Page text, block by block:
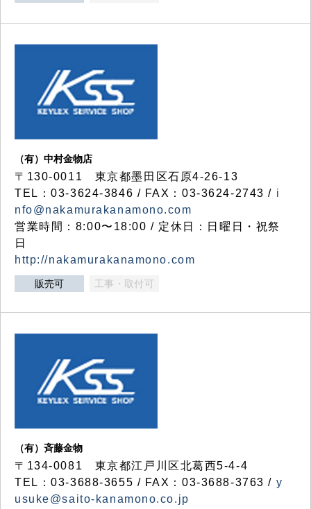
（有）中村金物店
〒130-0011 東京都墨田区石原4-26-13
TEL：03-3624-3846 / FAX：03-3624-2743 / i
nfo@nakamurakanamono.com
営業時間：8:00〜18:00 / 定休日：日曜日・祝祭
日
http://nakamurakanamono.com
販売可 工事・取付可
（有）斉藤金物
〒134-0081 東京都江戸川区北葛西5-4-4
TEL：03-3688-3655 / FAX：03-3688-3763 / y
usuke@saito-kanamono.co.jp